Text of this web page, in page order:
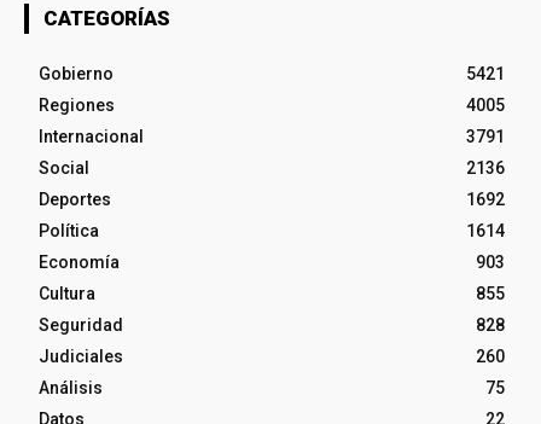
CATEGORÍAS
Gobierno
5421
Regiones
4005
Internacional
3791
Social
2136
Deportes
1692
Política
1614
Economía
903
Cultura
855
Seguridad
828
Judiciales
260
Análisis
75
Datos
22